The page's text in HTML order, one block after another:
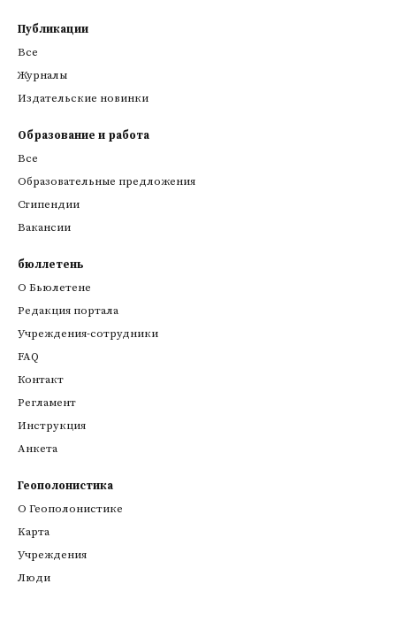
Публикации
Все
Журналы
Издательские новинки
Образование и работа
Все
Образовательные предложения
Стипендии
Вакансии
бюллетень
О Бьюлетене
Редакция портала
Учреждения-сотрудники
FAQ
Контакт
Регламент
Инструкция
Анкета
Геополонистика
О Геополонистике
Kарта
Учреждения
Люди